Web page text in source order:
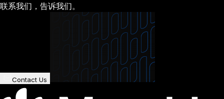
联系我们，告诉我们。
Contact Us